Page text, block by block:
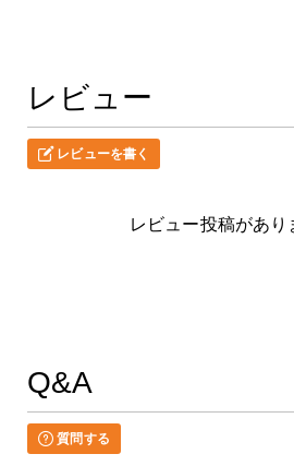
レビュー
レビューを書く
レビュー投稿があり
Q&A
質問する